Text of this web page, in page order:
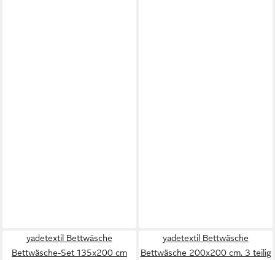
yadetextil Bettwäsche
Bettwäsche-Set 135x200 cm
yadetextil Bettwäsche
Bettwäsche 200x200 cm. 3 teilig